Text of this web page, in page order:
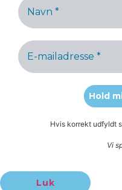
Hvis korrekt udfyldt
Vi
Luk